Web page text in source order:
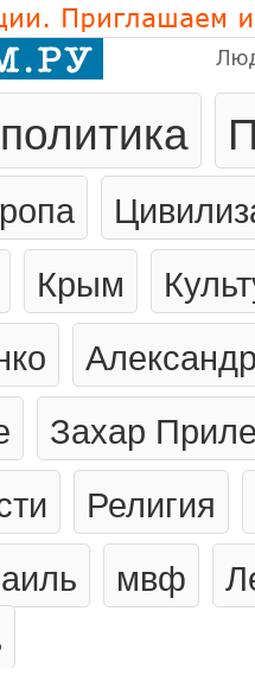
Крым
Захар
Религия
мвф